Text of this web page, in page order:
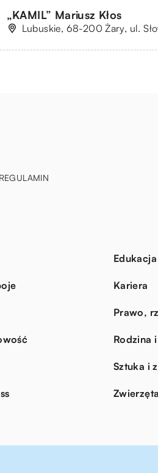
„KAMIL” Mariusz Kłos
Lubuskie, 68-200 Żary, ul.
REGULAMIN
Edukacja
Kariera
Prawo,
Rodzina
Sztuka i
Zwierzęta